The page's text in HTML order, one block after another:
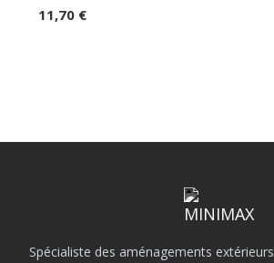
11,70 €
Spécialiste des aménagements